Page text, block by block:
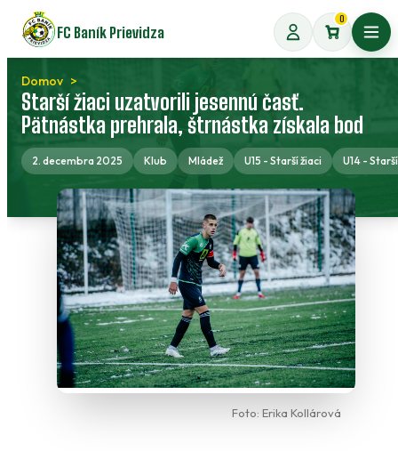
Preskočiť
na
obsah
FC Baník Prievidza
0
Domov
Starší žiaci uzatvorili jesennú časť.
Pätnástka prehrala, štrnástka získala bod
2. decembra 2025 Klub Mládež U15 - Starší žiaci U14 -
Foto: Erika Kollárová